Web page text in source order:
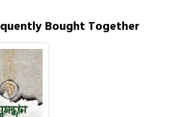
Bought Together